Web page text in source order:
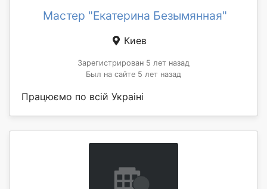
Мастер "Екатерина Безымянная"
Киев
Зарегистрирован 5 лет назад
Был на сайте 5 лет назад
Працюємо по всій Украіні